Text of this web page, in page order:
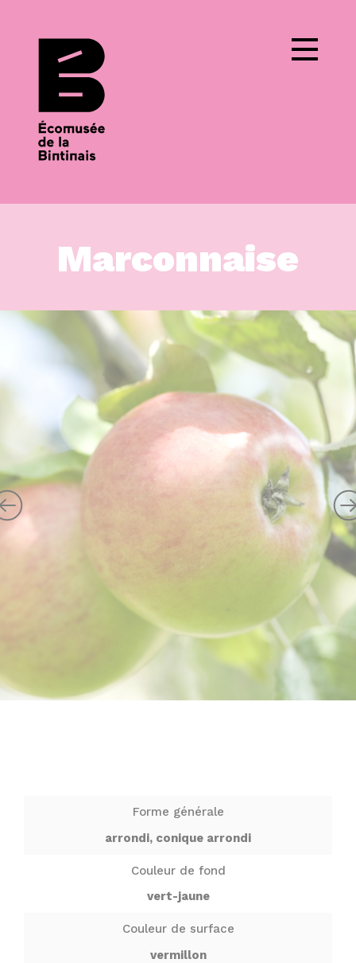
Marconnaise
Forme générale
arrondi, conique arrondi
Couleur de fond
vert-jaune
Couleur de surface
vermillon